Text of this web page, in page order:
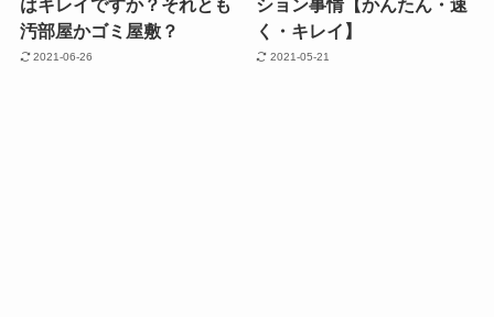
汚部屋かゴミ屋敷？
2021-06-26
く・キレイ】
2021-05-21